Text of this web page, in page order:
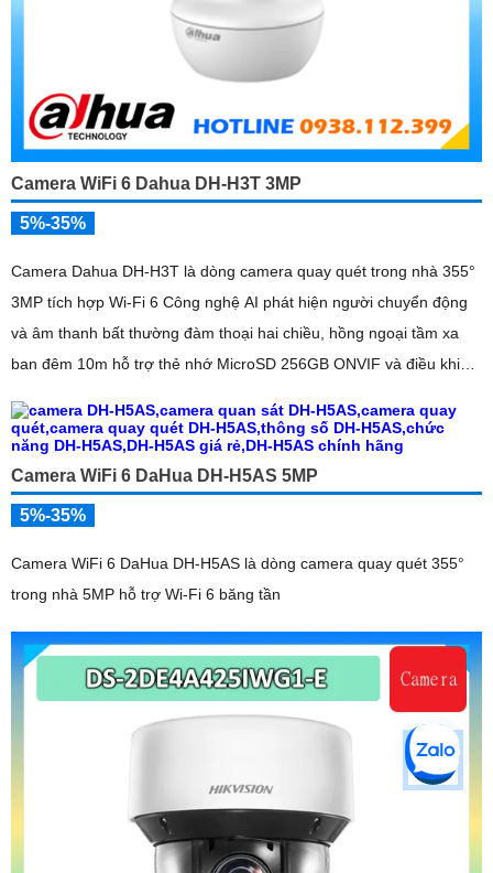
Camera WiFi 6 Dahua DH-H3T 3MP
5%-35%
Camera Dahua DH-H3T là dòng camera quay quét trong nhà 355°
3MP tích hợp Wi-Fi 6 Công nghệ AI phát hiện người chuyển động
và âm thanh bất thường đàm thoại hai chiều, hồng ngoại tầm xa
ban đêm 10m hỗ trợ thẻ nhớ MicroSD 256GB ONVIF và điều khiển
Camera WiFi 6 DaHua DH-H5AS 5MP
5%-35%
Camera WiFi 6 DaHua DH-H5AS là dòng camera quay quét 355°
trong nhà 5MP hỗ trợ Wi-Fi 6 băng tần